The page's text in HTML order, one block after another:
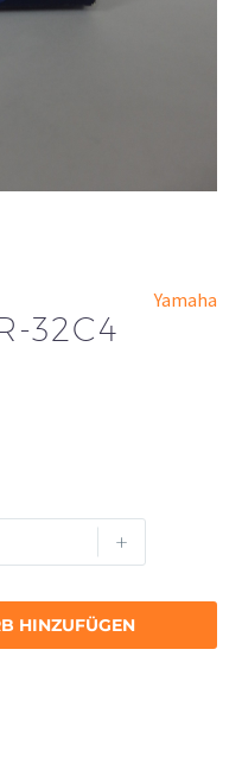
32C4
Yamaha
+
HINZUFÜGEN